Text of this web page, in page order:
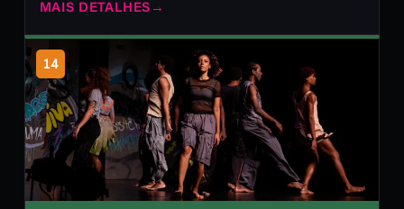
MAIS DETALHES →
14